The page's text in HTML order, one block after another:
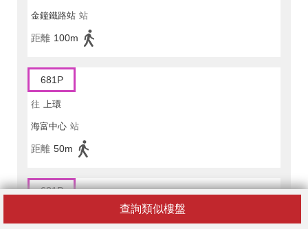
查詢類似樓盤
金鐘鐵路站 站
距離 100m
681P
往 上環
海富中心 站
距離 50m
681P